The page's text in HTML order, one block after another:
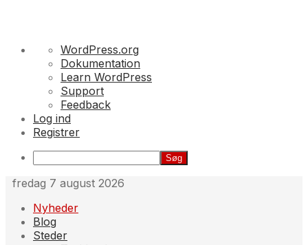
Om
WordPress
WordPress.org
Dokumentation
Learn WordPress
Support
Feedback
Log ind
Registrer
Søg
Skip
content
fredag 7 august 2026
Nyheder
Blog
Steder